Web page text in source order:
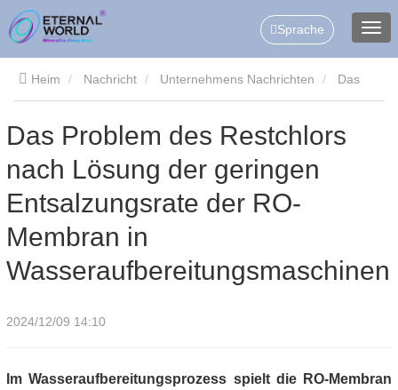
Sprache
Heim Nachricht Unternehmens Nachrichten
Entsalzungsrate der RO-Membran in
Wasseraufbereitungsmaschinen
Das Problem des Restchlors
nach Lösung der geringen
Entsalzungsrate der RO-
Membran in
Wasseraufbereitungsmaschinen
2024/12/09 14:10
Im Wasseraufbereitungsprozess spielt die RO-Membran